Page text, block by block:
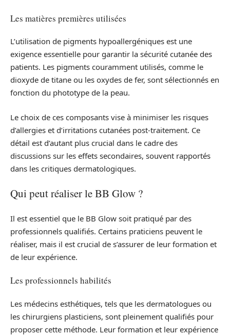
Les matières premières utilisées
L’utilisation de pigments hypoallergéniques est une
exigence essentielle pour garantir la sécurité cutanée des
patients. Les pigments couramment utilisés, comme le
dioxyde de titane ou les oxydes de fer, sont sélectionnés en
fonction du phototype de la peau.
Le choix de ces composants vise à minimiser les risques
d’allergies et d’irritations cutanées post-traitement. Ce
détail est d’autant plus crucial dans le cadre des
discussions sur les effets secondaires, souvent rapportés
dans les critiques dermatologiques.
Qui peut réaliser le BB Glow ?
Il est essentiel que le BB Glow soit pratiqué par des
professionnels qualifiés. Certains praticiens peuvent le
réaliser, mais il est crucial de s’assurer de leur formation et
de leur expérience.
Les professionnels habilités
Les médecins esthétiques, tels que les dermatologues ou
les chirurgiens plasticiens, sont pleinement qualifiés pour
proposer cette méthode. Leur formation et leur expérience